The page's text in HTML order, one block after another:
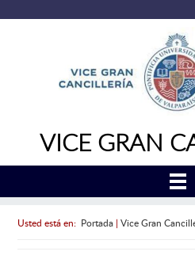
VICE GRAN
Usted está en: Portada| Vice Gran